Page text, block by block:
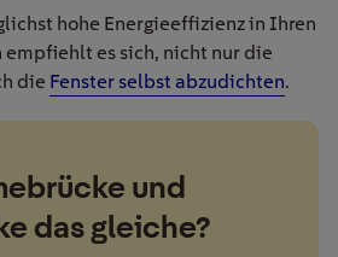
hohe Energieeffizienz in Ihren
empfiehlt es sich, nicht nur die
die Fenster selbst abzudichten.
und
das gleiche?